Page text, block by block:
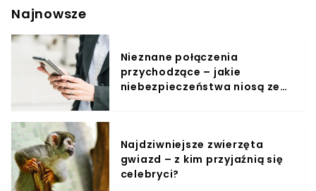
Najnowsze
Nieznane połączenia
przychodzące – jakie
niebezpieczeństwa niosą ze
Najdziwniejsze zwierzęta
gwiazd – z kim przyjaźnią się
celebryci?